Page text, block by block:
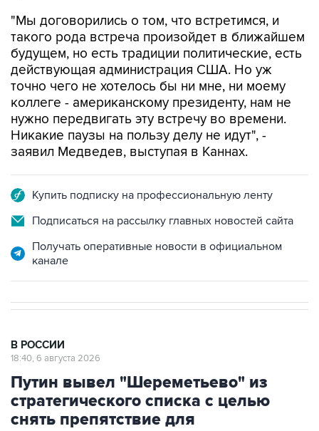
"Мы договорились о том, что встретимся, и
такого рода встреча произойдет в ближайшем
будущем, но есть традиции политические, есть
действующая администрация США. Но уж
точно чего не хотелось бы ни мне, ни моему
коллеге - американскому президенту, нам не
нужно передвигать эту встречу во времени.
Никакие паузы на пользу делу не идут", -
заявил Медведев, выступая в Каннах.
Купить подписку на профессиональную ленту
Подписаться на рассылку главных новостей сайта
Получать оперативные новости в официальном
канале
В РОССИИ
18:40, 6 августа 2026
Путин вывел "Шереметьево" из
стратегического списка с целью
снять препятствие для